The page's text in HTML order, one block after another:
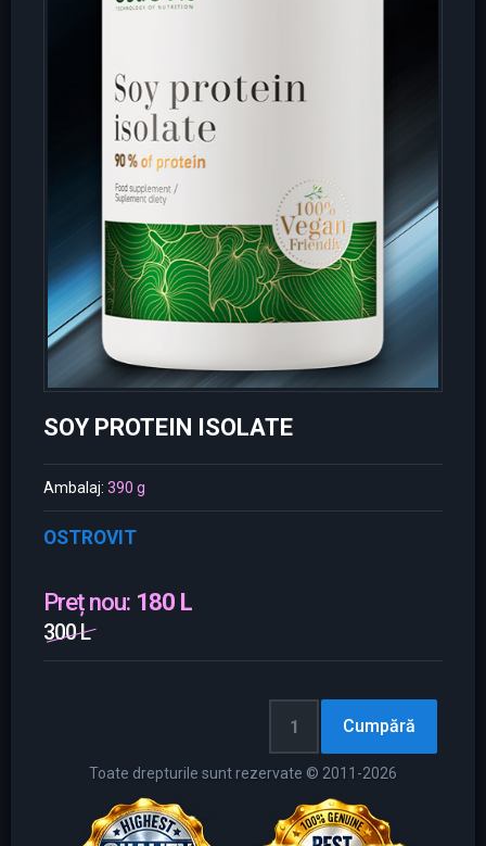
SOY PROTEIN ISOLATE
Ambalaj: 390 g
OSTROVIT
Preț nou: 180 L
300 L
Toate drepturile sunt rezervate © 2011-2026